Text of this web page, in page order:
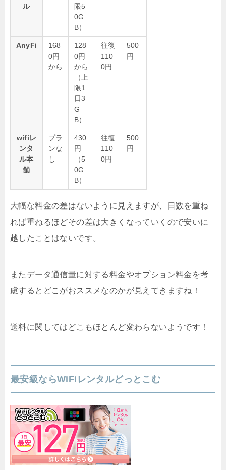
ル
限5
0G
B）
AnyFi
168
0円
から
128
0円
から
（上
限1
日3
G
B）
往復
110
0円
500
円
wifiレ
ンタ
ル本
舗
プラ
ンな
し
430
円
（5
0G
B）
往復
110
0円
500
円
大幅な料金の差はないように見えますが、日数を重ね
れば重ねるほどその差は大きくなっていくので安いに
越したことはないです。
またデータ通信量に対する料金やオプション料金を考
慮するとどこがおススメなのかが見えてきますね！
送料に関してはどこもほとんど変わらないようです！
最安級ならWiFiレンタルどっとこむ